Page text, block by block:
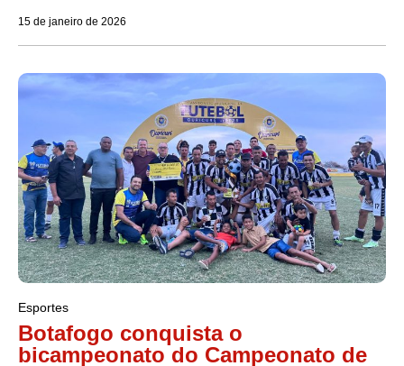
15 de janeiro de 2026
Esportes
Botafogo conquista o
bicampeonato do Campeonato de